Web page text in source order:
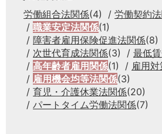
労働組合法関係(4) 労働契約
職業安定法関係(1)
障害者雇用保険促進法関係(8)
次世代育成法関係(3) 最低
高年齢者雇用関係(1) 雇用
雇用機会均等法関係(3)
育児・介護休業法関係(20)
パートタイム労働法関係(7)